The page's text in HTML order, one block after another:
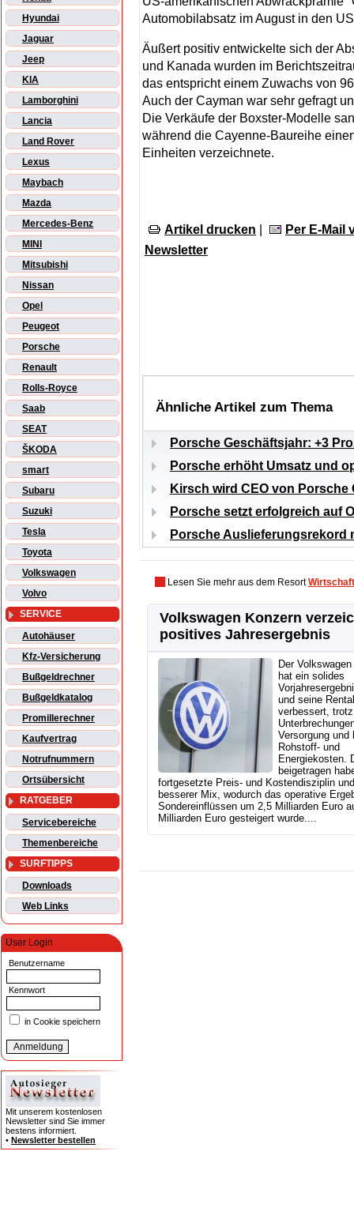
Hyundai
Jaguar
Jeep
KIA
Lamborghini
Lancia
Land Rover
Lexus
Maybach
Mazda
Mercedes-Benz
MINI
Mitsubishi
Nissan
Opel
Peugeot
Porsche
Renault
Rolls-Royce
Saab
SEAT
ŠKODA
smart
Subaru
Suzuki
Tesla
Toyota
Volkswagen
Volvo
SERVICE
Autohäuser
Kfz-Versicherung
Bußgeldrechner
Bußgeldkatalog
Promillerechner
Kaufvertrag
Notrufnummern
Ortsübersicht
RATGEBER
Servicebereiche
Themenbereiche
SURFTIPPS
Downloads
Web Links
User Login
Benutzername
Kennwort
in Cookie speichern
Mit unserem kostenlosen
Newsletter sind Sie immer
bestens informiert.
• Newsletter bestellen
Automobilabsatz im August in den
Äußert positiv entwickelte sich der
und Kanada wurden im
das entspricht einem Zuwachs von
Auch der Cayman war sehr gefragt
Die Verkäufe der Boxster-Modelle
während die Cayenne-Baureihe
Einheiten verzeichnete.
Artikel drucken
Per E-Mail
Newsletter
Ähnliche Artikel zum Thema
Porsche Geschäftsjahr: +3
Porsche erhöht Umsatz und
Kirsch wird CEO von
Porsche setzt erfolgreich auf
Porsche Auslieferungsrekord
Lesen Sie mehr aus dem ResortWirtschaft
Volkswagen Konzern
positives Jahresergebnis
Der
hat ein solides
und seine
verbessert, trotz
Versorgung und
Rohstoff- und
Energiekosten.
beigetragen
fortgesetzte Preis- und Kostendisziplin
besserer Mix, wodurch das operative
Sondereinflüssen um 2,5 Milliarden Euro
Milliarden Euro gesteigert wurde....